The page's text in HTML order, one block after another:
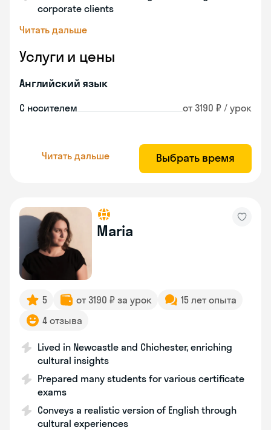
corporate clients
Читать дальше
Услуги и цены
Английский язык
С носителем от 3190 ₽ / урок
Читать дальше Выбрать время
Maria
5 от 3190 ₽ за урок
15 лет опыта
4 отзыва
Lived in Newcastle and Chichester, enriching
cultural insights
Prepared many students for various certificate
exams
Conveys a realistic version of English through
cultural experiences